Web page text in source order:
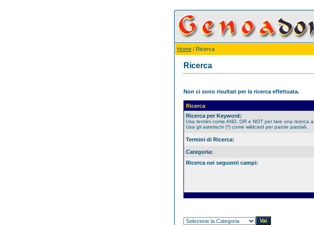
Home / Ricerca
Ricerca
Non ci sono risultati per la ricerca effettuata.
Ricerca
Ricerca per Keyword:
Usa termini come AND, OR e NOT per fare una ricerca
Usa gli asterischi (*) come wildcard per parole parziali.
Termini di Ricerca:
Categoria:
Ricerca nei seguenti campi: